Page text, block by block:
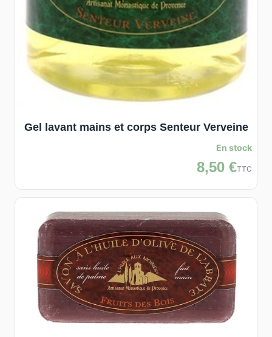
Gel lavant mains et corps Senteur Verveine
En stock
8,50 €TTC